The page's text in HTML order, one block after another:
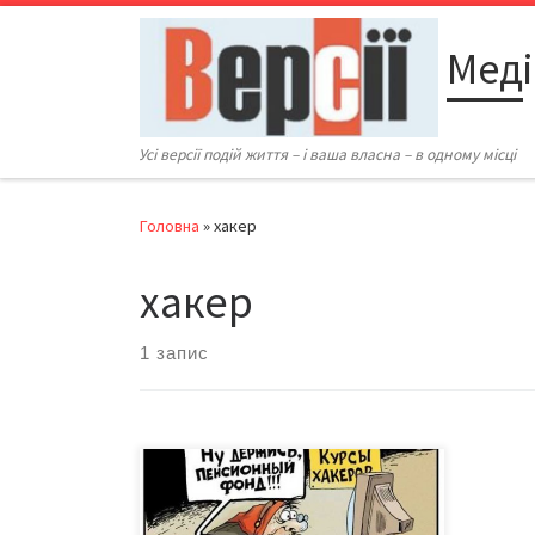
Перейти до вмісту
Усі версії подій життя – і ваша власна – в одному місці
Головна »хакер
хакер
1 запис
На знак протесту проти SOPA та
Уолл-стріт хакерське угруповання
Anonymous погрожує на один день